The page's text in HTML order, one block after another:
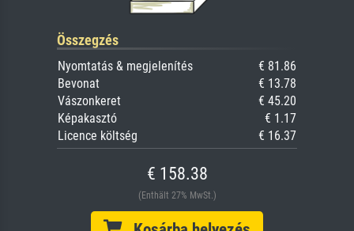
Összegzés
Nyomtatás & megjelenítés
€ 81.86
Bevonat
€ 13.78
Vászonkeret
€ 45.20
Képakasztó
€ 1.17
Licence költség
€ 16.37
€ 158.38
(Enthält 27% MwSt.)